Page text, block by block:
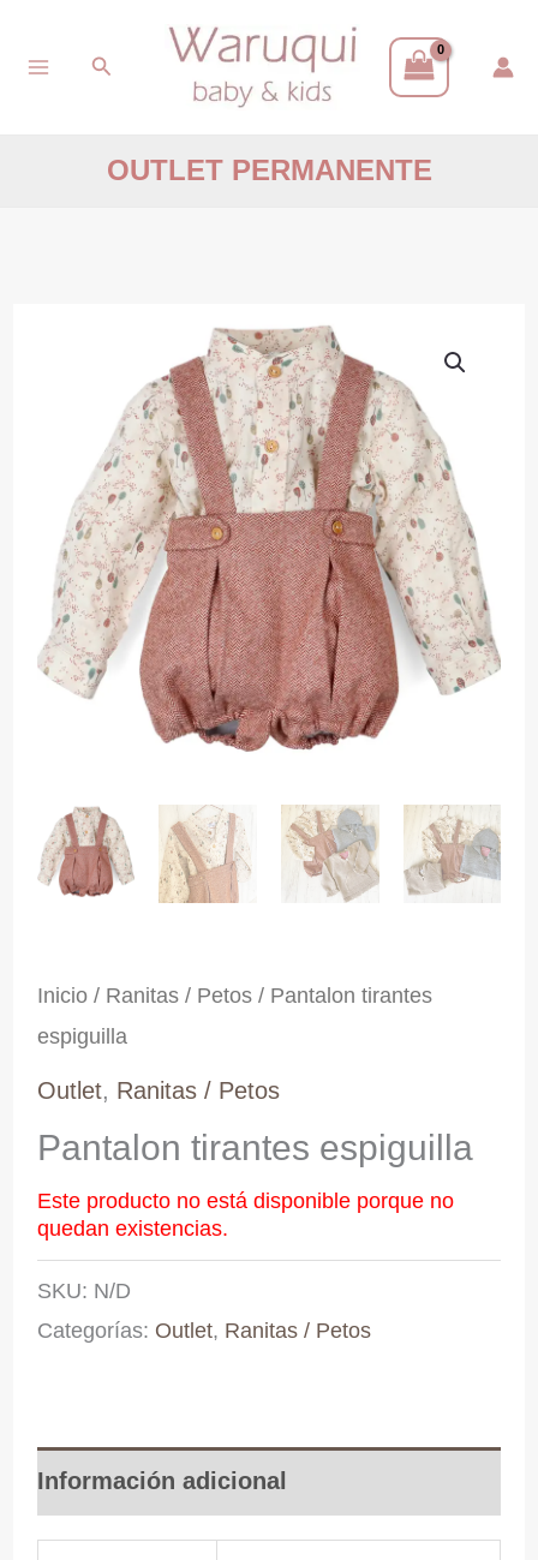
Buscar
OUTLET PERMANENTE
Inicio/ Ranitas / Petos/ Pantalon tirantes
espiguilla
Outlet, Ranitas / Petos
Pantalon tirantes espiguilla
Este producto no está disponible porque no
quedan existencias.
SKU: N/D
Categorías: Outlet, Ranitas / Petos
Información adicional